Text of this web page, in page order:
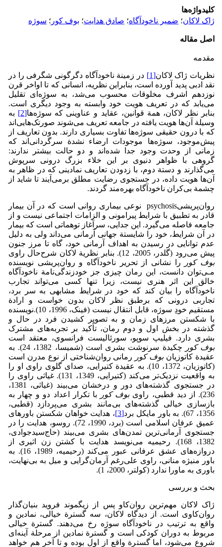
کلیدواژه‌ها
ژاک لاکان؛ ضمیر ناخودآگاه؛ صادق هدایت؛ بوف کور ؛ سوژه
اصل مقاله
مقدمه
نظریات ژاک لاکان[1]
در زمینة ناخودآگاه دگرگونی شگرفی را در
نقد ادبی پدید آورده است، بنابراین نظریه، انسانی که تا اواخر قرن
نوزدهم اشرف مخلوقات محسوب می‌شد، به سوژه‌ای تقلیل
می‌یابد که در تعریف هویت خود وابسته به وجود دیگری است.
بنابر نظر لاکان، همة قوانین، عقاید و عناوینی که سوژه‌ها[2]
به
وسیلة آن‌ها هویت یافته در جامعه تعریف می‌شوند صورتک‌هایی‌اند
که با درون حقیقی سوژه‌ها تفاوت بسیاری دارند. بدون تعاریف از
پیش‌موجود، سوژه‌ها موجودات ارضاء نشدة سرگردانی‌اند که
زمانی از وحدت وجود جدا شده‌اند و دو حالت بیشتر ندارند:
گروهی با ظواهر دنیوی بر این خلاء بزرگ درونی سرپوش
می‌گذارند و دستة دوم، با زدودن تعاریف نمادینی که در ظاهر به
آن‌ها هویت داده، در جستجوی رضایت مطلق برمی‌آیند تا شاید از
چشمة بی‌کران ناخودآگاه بهره‌مند گردند.
روان‌پریشیpsychosis نوعی بیماری روانی است که در آن بیمار
قادر به تطبیق با شرایط پیرامونی و الزامات اجتماعی نیست و از
جامعه فاصله می‌گیرد. این جدایی، سرآغاز توهماتی است که بیمار
در آن شرایط، خود را شایستة جهانی آرمانی می‌داند ولی به دلیل
عدم توانایی در رسیدن به اهداف آرمانی خود، گاه تا مرز جنون
پیش می‌رود (گلدر، 2005، 12). بنابر نظریة لاکان شرح‌حال راوی
بوف کور
را نشانی از تحریر ناخودآگاه و روان‌پریشی نویسنده
مـی‌توان دانست، این رمان چیزی جز خود‌زندگی‌نامة ناخودآگاه
خالق این اثر هنری نیست، زیرا تنها کسی می‌تواند تجارب
ناخودآگاه را بیان کند که خود در شرایط مشابهی به سر برد،
تجاربی درونی که برطبق نظر لاکان بدون خواست و ارادة
مستقیم خودِ سوژه، قابل انتقال نیست (فینک، 1996، 10).نویسنده
با شکستن مرزهای زمان و به تصویر کشیدن فرد در حال و
گذشته در بخش اول و دوم رمان، تأکید بر تجربه‌های مشترک
بشری دارد. فیلیپ سوپو، سورئالیست فرانسوی، معتقد است
بوف کور
چکیدة سرنوشت بشری است (شمیسا، 1382، 24). به
عقیدة کاتوزیانبوف کور
رمانی روان‌شناختی از نوع مدرن است
(کاتوزیان، 1372، 10). به عقیدة کتیرایی، صدای گلوی راوی او را
به واقعیت نزدیک‌تر می‌کند (کتیرایی، 1349، 131). غیاثی راوی را
در جستجوی گذشته‌های دور و درخشان می‌بیند (غیاثی، 1381،
236). از دید قطبی، راوی
بوف کور
با تکرار اعداد دو و چهار به
بازسازی خیالی گذشته‌های بی‌مانند بشری می‌پردازد (قطبی،
1356، 67). به باور مایکل برد
[3]
، هدایت خواهان شکستن باورهای
عمیق عرفان اسلامی است (برد، 1990، 72). روسو، هدایت را در
جستجوی آرمانی‌ترین تمدن‌های بشری می‌بیند (حاج‌سیدجوادی،
1382، 168). رحیمیه می‌نویسد هدایت با کشتن زن اثیری از
دروازه‌های عشق عرفانی عبور می‌کند (رحیمیه، 1989، 16). به
باور منیژه منانی، راوی علی‌رغم آرمان‌گرایی و میل به بی‌نهایت،
باوری به ماورا ندارد (کولتر، 2000، 1).
بحث و بررسی
ژاک لاکان مهم‌ترین روان‌کاو پس از زیگموند فروید بنیان‌گذار
روان‌کاوی است. از دیدگاه لاکان، سه گسترة خیالی، نمادین و
واقع به ترتیب در ناخودآگاه سوژه رخ می‌دهند. گسترة خیالی
مربوط به دوران کودکی است و گسترة نمادین از مرحلة آینه‌ای
شروع می‌شود، اما گسترة واقع از اول بوده و تا آخر هم خواهد